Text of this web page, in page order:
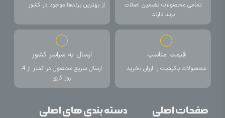
تمامی محصولات تضمین اصلات
برند دارند
از بهترین برندها موجود در کشور
قیمت مناسب
محصولات باکیفیت را ارزان بخرید
ارسال به سراسر کشور
ارسال سریع محصول در کمتر از 4
روز کاری
صفحات اصلی دسته بندی های اصلی